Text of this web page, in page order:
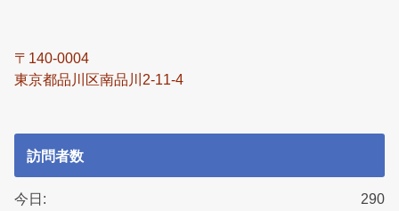
〒140-0004
東京都品川区南品川2-11-4
訪問者数
290
今日: